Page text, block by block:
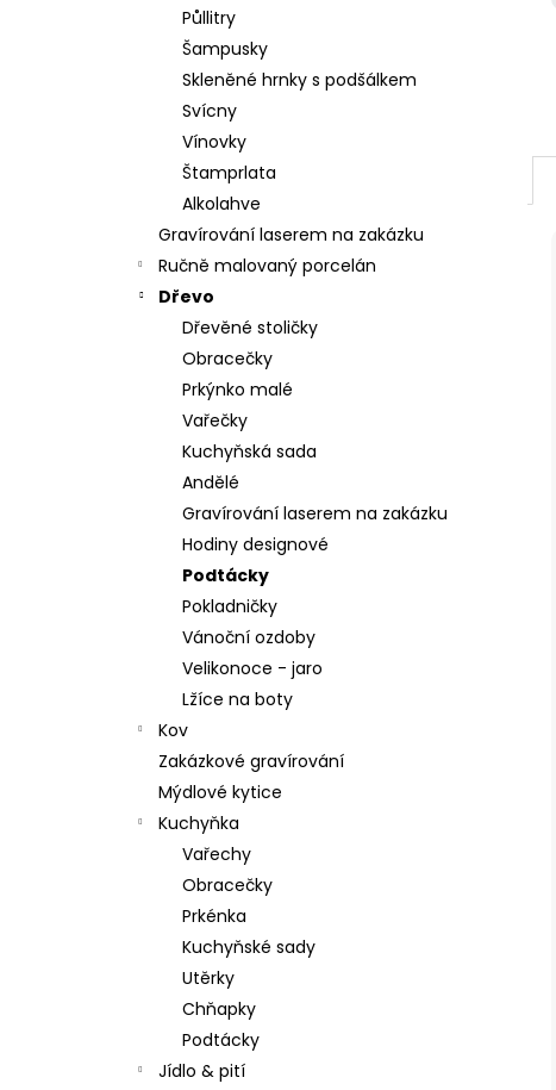
Půllitry
Šampusky
Skleněné hrnky s podšálkem
Svícny
Vínovky
Štamprlata
Alkolahve
Gravírování laserem na zakázku
Ručně malovaný porcelán
Dřevo
Dřevěné stoličky
Obracečky
Prkýnko malé
Vařečky
Kuchyňská sada
Andělé
Gravírování laserem na zakázku
Hodiny designové
Podtácky
Pokladničky
Vánoční ozdoby
Velikonoce - jaro
Lžíce na boty
Kov
Zakázkové gravírování
Mýdlové kytice
Kuchyňka
Vařechy
Obracečky
Prkénka
Kuchyňské sady
Utěrky
Chňapky
Podtácky
Jídlo & pití